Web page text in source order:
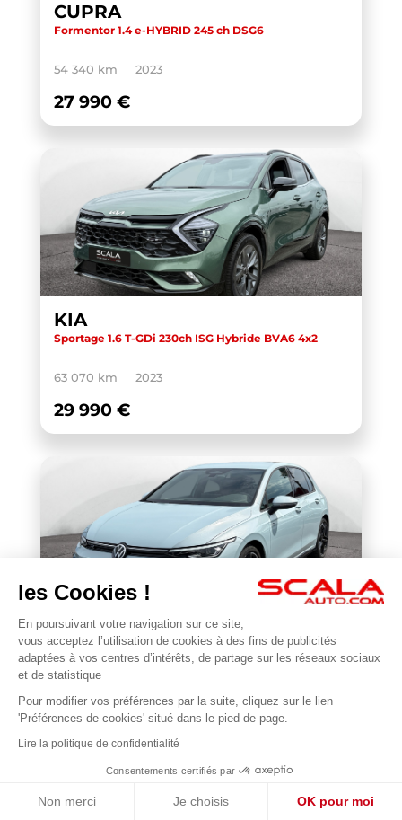
CUPRA
Formentor 1.4 e-HYBRID 245 ch DSG6
54 340 km 2023
27 990 €
KIA
Sportage 1.6 T-GDi 230ch ISG Hybride BVA6 4x2
63 070 km 2023
29 990 €
VOLKSWAGEN
Golf 1.5 eTSI EVO2 116 DSG7
22 677 km
31 990 €
les Cookies !
En poursuivant votre navigation sur ce site,
vous acceptez l’utilisation de cookies à des fins de publicités
adaptées à vos centres d’intérêts, de partage sur les réseaux sociaux
et de statistique
Pour modifier vos préférences par la suite, cliquez sur le lien
'Préférences de cookies' situé dans le pied de page.
Lire la politique de confidentialité
Consentements certifiés par
Non merci Je choisis OK pour moi
BONJOUR 😊
Je suis en ligne pour répondre à vos questions !